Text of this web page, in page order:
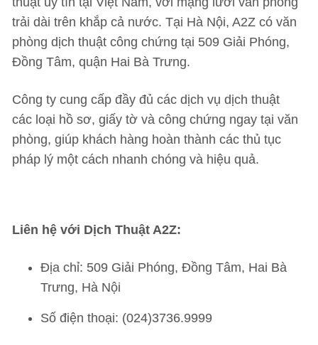
trải dài trên khắp cả nước. Tại Hà Nội, A2Z có văn
phòng dịch thuật công chứng tại 509 Giải Phóng,
Đồng Tâm, quận Hai Bà Trưng.
Công ty cung cấp đầy đủ các dịch vụ dịch thuật
các loại hồ sơ, giấy tờ và công chứng ngay tại văn
phòng, giúp khách hàng hoàn thành các thủ tục
pháp lý một cách nhanh chóng và hiệu quả.
Liên hệ với Dịch Thuật A2Z:
Địa chỉ: 509 Giải Phóng, Đồng Tâm, Hai Bà
Trưng, Hà Nội
Số điện thoại: (024)3736.9999